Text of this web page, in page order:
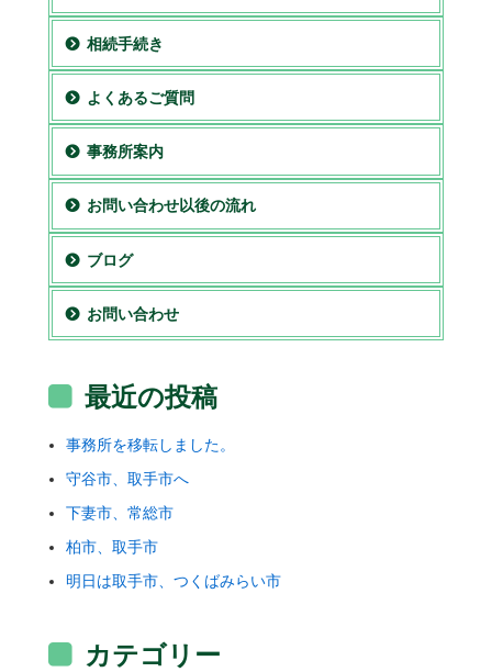
相続手続き
よくあるご質問
事務所案内
お問い合わせ以後の流れ
ブログ
お問い合わせ
最近の投稿
事務所を移転しました。
守谷市、取手市へ
下妻市、常総市
柏市、取手市
明日は取手市、つくばみらい市
カテゴリー